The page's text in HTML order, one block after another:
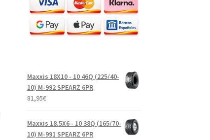
Maxxis 18X10 - 10 46Q (225/40-
10) M-992 SPEARZ 6PR
81,95€
Maxxis 18.5X6 - 10 38Q (165/70-
10) M-991 SPEARZ 6PR